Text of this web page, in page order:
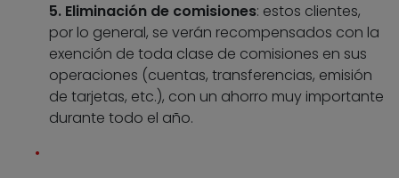
5. Eliminación de comisiones: estos clientes,
por lo general, se verán recompensados con la
exención de toda clase de comisiones en sus
operaciones (cuentas, transferencias, emisión
de tarjetas, etc.), con un ahorro muy importante
durante todo el año.